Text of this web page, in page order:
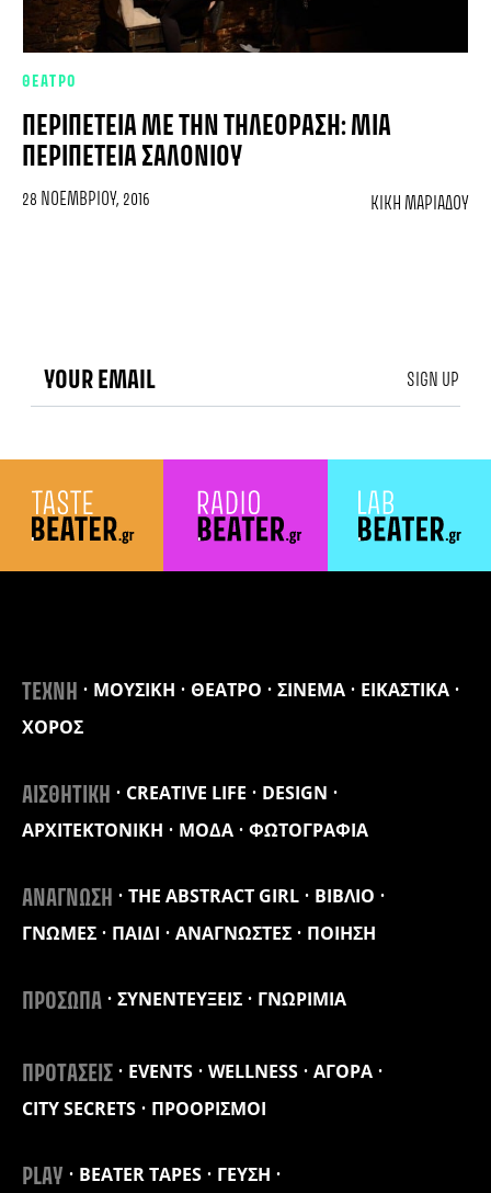
ΘΕΑΤΡΟ
ΠΕΡΙΠΈΤΕΙΑ ΜΕ ΤΗΝ ΤΗΛΕΌΡΑΣΗ: ΜΙΑ
ΠΕΡΙΠΈΤΕΙΑ ΣΑΛΟΝΙΟΎ
28 ΝΟΕΜΒΡΊΟΥ, 2016 ΚΙΚΉ ΜΑΡΙΆΔΟΥ
ΤΕΧΝΗ ΜΟΥΣΙΚΗ ΘΕΑΤΡΟ ΣΙΝΕΜΑ
ΕΙΚΑΣΤΙΚΑ
ΧΟΡΟΣ
ΑΙΣΘΗΤΙΚΗ CREATIVE LIFE
DESIGN
ΑΡΧΙΤΕΚΤΟΝΙΚΗ
ΜΟΔΑ ΦΩΤΟΓΡΑΦΙΑ
ΑΝΑΓΝΩΣΗ THE ABSTRACT GIRL
ΒΙΒΛΙΟ
ΓΝΩΜΕΣ
ΠΑΙΔΙ ΑΝΑΓΝΩΣΤΕΣ ΠΟΙΗΣΗ
ΠΡΟΣΩΠΑ ΣΥΝΕΝΤΕΥΞΕΙΣ ΓΝΩΡΙΜΙΑ
ΠΡΟΤΑΣΕΙΣ EVENTS WELLNESS
ΑΓΟΡΑ
CITY SECRETS
ΠΡΟΟΡΙΣΜΟΙ
PLAY BEATER TAPES
ΓΕΥΣΗ
SIGN UP